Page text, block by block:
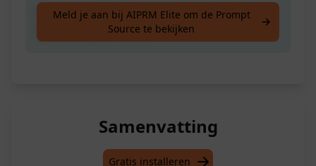
Optimaliseer de volgende Pull Request-
opmerking: [COMMENT]
Meld je aan bij AIPRM Elite om de Prompt
Source te bekijken
Samenvatting
Gratis installeren